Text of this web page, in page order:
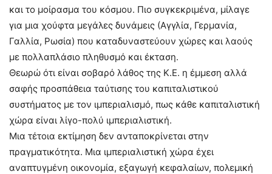
και το μοίρασμα του κόσμου. Πιο συγκεκριμένα, μίλαγε
για μια χούφτα μεγάλες δυνάμεις (Αγγλία, Γερμανία,
Γαλλία, Ρωσία) που καταδυναστεύουν χώρες και λαούς
με πολλαπλάσιο πληθυσμό και έκταση.
Θεωρώ ότι είναι σοβαρό λάθος της Κ.Ε. η έμμεση αλλά
σαφής προσπάθεια ταύτισης του καπιταλιστικού
συστήματος με τον ιμπεριαλισμό, πως κάθε καπιταλιστική
χώρα είναι λίγο-πολύ ιμπεριαλιστική.
Μια τέτοια εκτίμηση δεν ανταποκρίνεται στην
πραγματικότητα. Μια ιμπεριαλιστική χώρα έχει
αναπτυγμένη οικονομία, εξαγωγή κεφαλαίων, πολεμική